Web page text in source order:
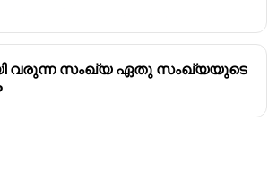
വരുന്ന സംഖ്യ ഏതു സംഖ്യയുടെ